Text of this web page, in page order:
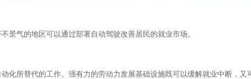
景气的地区可以通过部署自动驾驶改善居民的就业市场。
化所替代的工作。强有力的劳动力发展基础设施既可以缓解就业中断，又